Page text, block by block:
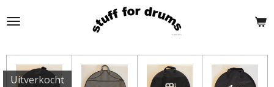
direct
de
hoofdinhoud
Uitverkocht